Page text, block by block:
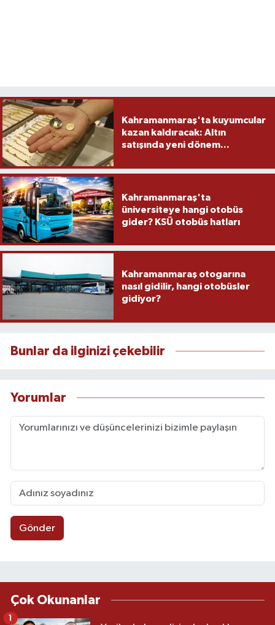
Kahramanmaraş'ta kuyumcular
kazan kaldıracak: Altın
satışında yeni dönem...
Kahramanmaraş'ta
üniversiteye hangi otobüs
gider? KSÜ otobüs hatları
Kahramanmaraş otogarına
nasıl gidilir, hangi otobüsler
gidiyor?
Bunlar da ilginizi çekebilir
Yorumlar
Gönder
Çok Okunanlar
1